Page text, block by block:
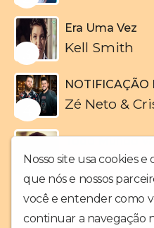
Era Uma Vez
Kell Smith
NOTIFICAÇÃO
Zé Neto &
5
Todo Mundo
Marília
Nosso site usa cookies
que nós e nossos
você e entender como
continuar a navegação